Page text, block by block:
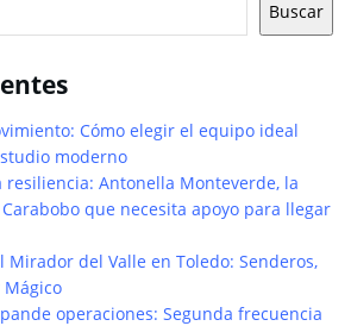
Buscar
Cómo elegir el equipo ideal
moderno
Antonella Monteverde, la
que necesita apoyo para llegar
Mirador del Valle en Toledo: Senderos,
Mágico
operaciones: Segunda frecuencia